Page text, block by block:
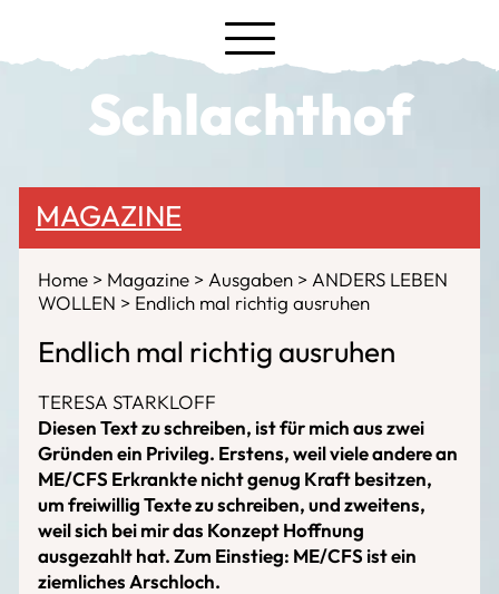
Schlachthof
MAGAZINE
Home Magazine Ausgaben
ANDERS LEBEN
WOLLEN
Endlich mal richtig ausruhen
Endlich mal richtig ausruhen
TERESA STARKLOFF
Diesen Text zu schreiben, ist für mich aus zwei
Gründen ein Privileg. Erstens, weil viele andere an
ME/CFS Erkrankte nicht genug Kraft besitzen,
um freiwillig Texte zu schreiben, und zweitens,
weil sich bei mir das Konzept Hoffnung
ausgezahlt hat. Zum Einstieg: ME/CFS ist ein
ziemliches Arschloch.